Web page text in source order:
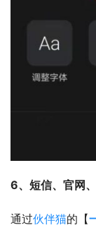
6、短信、官网
通过伙伴猫的【